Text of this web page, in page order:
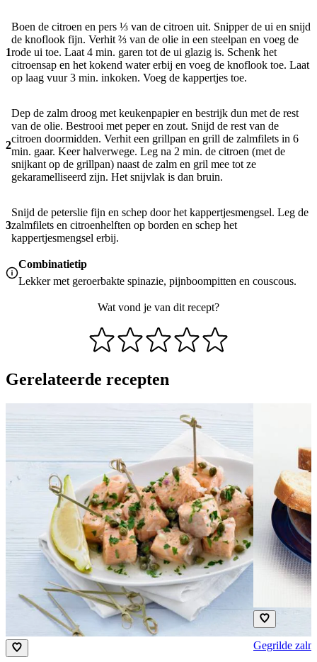
1
Boen de citroen en pers ⅓ van de citroen uit. Snipper de ui en snijd
de knoflook fijn. Verhit ⅔ van de olie in een steelpan en voeg de
rode ui toe. Laat 4 min. garen tot de ui glazig is. Schenk het
citroensap en het kokend water erbij en voeg de knoflook toe. Laat
op laag vuur 3 min. inkoken. Voeg de kappertjes toe.
2
Dep de zalm droog met keukenpapier en bestrijk dun met de rest
van de olie. Bestrooi met peper en zout. Snijd de rest van de
citroen doormidden. Verhit een grillpan en grill de zalmfilets in 6
min. gaar. Keer halverwege. Leg na 2 min. de citroen (met de
snijkant op de grillpan) naast de zalm en gril mee tot ze
gekaramelliseerd zijn. Het snijvlak is dan bruin.
3
Snijd de peterslie fijn en schep door het kappertjesmengsel. Leg de
zalmfilets en citroenhelften op borden en schep het
kappertjesmengsel erbij.
Combinatietip
Lekker met geroerbakte spinazie, pijnboompitten en couscous.
Wat vond je van dit recept?
Gerelateerde recepten
Gegrilde